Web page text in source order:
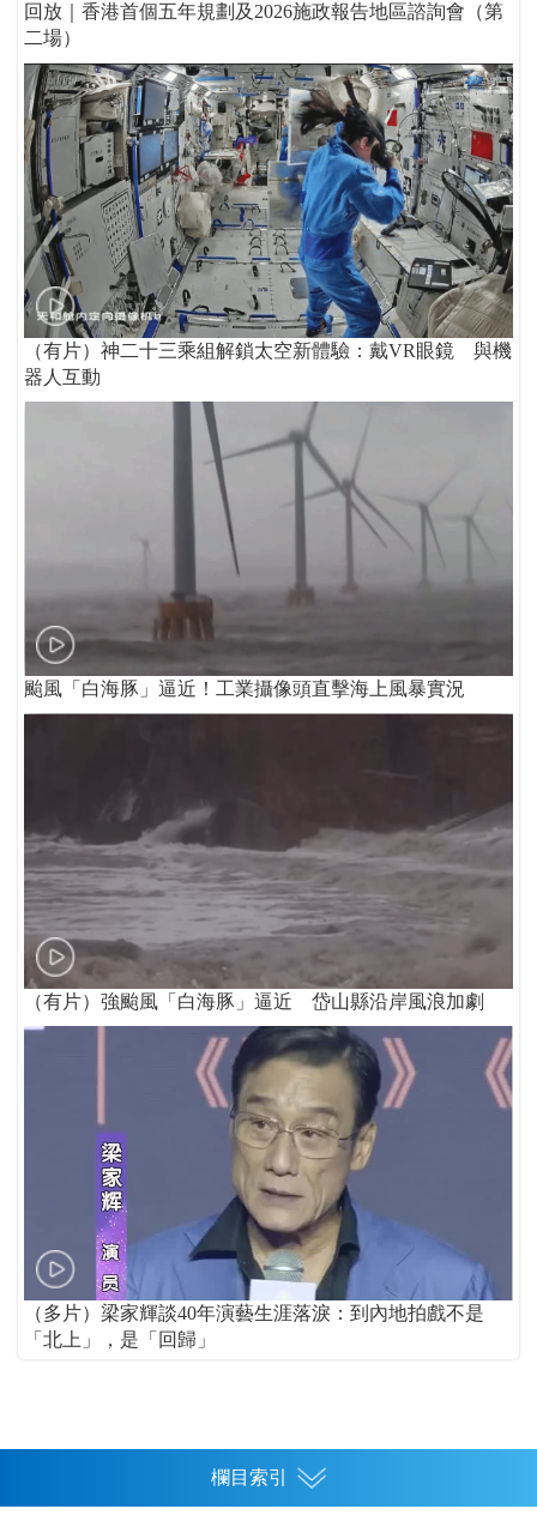
回放｜香港首個五年規劃及2026施政報告地區諮詢會（第
二場）
（有片）神二十三乘組解鎖太空新體驗：戴VR眼鏡 與機
器人互動
颱風「白海豚」逼近！工業攝像頭直擊海上風暴實況
（有片）強颱風「白海豚」逼近 岱山縣沿岸風浪加劇
（多片）梁家輝談40年演藝生涯落淚：到內地拍戲不是
「北上」，是「回歸」
欄目索引